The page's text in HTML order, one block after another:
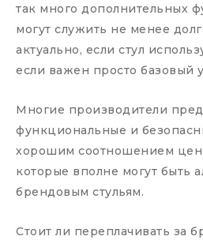
так много дополнительных
могут служить не менее
актуально, если стул
если важен просто базовый
Многие производители
функциональные и
хорошим соотношением
которые вполне могут быть
брендовым стульям.
Стоит ли переплачивать за